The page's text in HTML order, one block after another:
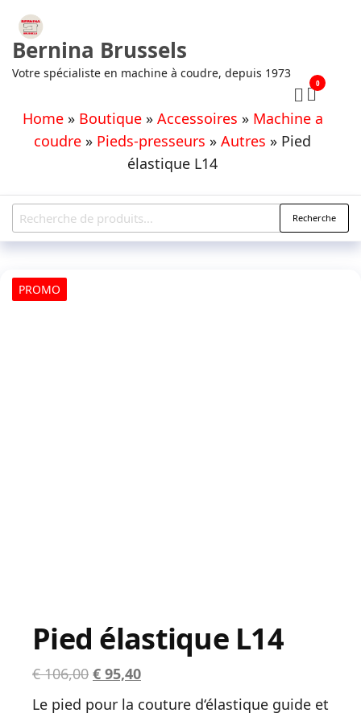
Aller
contenu
Bernina Brussels
Votre spécialiste en machine à coudre, depuis 1973
Home » Boutique » Accessoires » Machine a
coudre » Pieds-presseurs » Autres » Pied
élastique L14
0
Recherche
pour :
Recherche
PROMO
Pied élastique L14
€106,00 Le
€ 95,40Le
prix
Le pied pour la couture d‘élastique guide et